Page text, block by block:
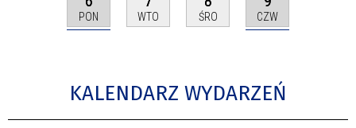
PON WTO ŚRO CZW
KALENDARZ WYDARZEŃ